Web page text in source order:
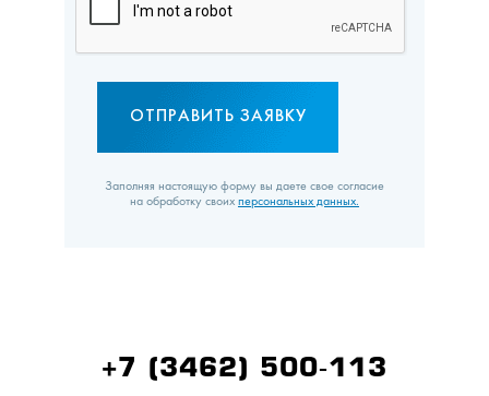
Заполняя настоящую форму вы даете свое согласие
на обработку своих персональных данных.
+7 (3462) 500-113